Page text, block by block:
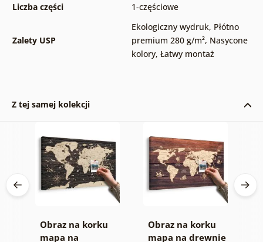
Liczba części
1-częściowe
Zalety USP
Ekologiczny wydruk, Płótno
premium 280 g/m², Nasycone
kolory, Łatwy montaż
Z tej samej kolekcji
Obraz na korku
mapa na
Obraz na korku
mapa na drewnie